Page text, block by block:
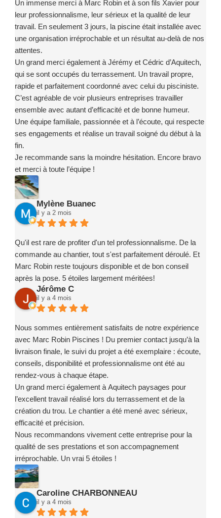
Un immense merci à Marc Robin et à son fils Xavier pour
leur professionnalisme, leur sérieux et la qualité de leur
travail. En seulement 3 jours, la piscine était installée avec
une organisation irréprochable et un résultat au-delà de nos
attentes.
Un grand merci également à Jérémy et Cédric d’Aquitech,
qui se sont occupés du terrassement. Un travail propre,
rapide et parfaitement coordonné avec celui du pisciniste.
C’est agréable de voir plusieurs entreprises travailler
ensemble avec autant d’efficacité et de bonne humeur.
Une équipe familiale, passionnée et à l’écoute, qui respecte
ses engagements et réalise un travail soigné du début à la
fin.
Je recommande sans la moindre hésitation. Encore bravo
et merci à toute l’équipe !
Mylène Buanec
il y a 2 mois
Qu'il est rare de profiter d'un tel professionnalisme. De la
commande au chantier, tout s'est parfaitement déroulé. Et
Marc Robin reste toujours disponible et de bon conseil
après la pose. 5 étoiles largement méritées!
Jérôme C
il y a 4 mois
Nous sommes entièrement satisfaits de notre expérience
avec Marc Robin Piscines ! Du premier contact jusqu’à la
livraison finale, le suivi du projet a été exemplaire : écoute,
conseils, disponibilité et professionnalisme ont été au
rendez-vous à chaque étape.
Un grand merci également à Aquitech paysages pour
l’excellent travail réalisé lors du terrassement et de la
création du trou. Le chantier a été mené avec sérieux,
efficacité et précision.
Nous recommandons vivement cette entreprise pour la
qualité de ses prestations et son accompagnement
irréprochable. Un vrai 5 étoiles !
Caroline CHARBONNEAU
il y a 4 mois